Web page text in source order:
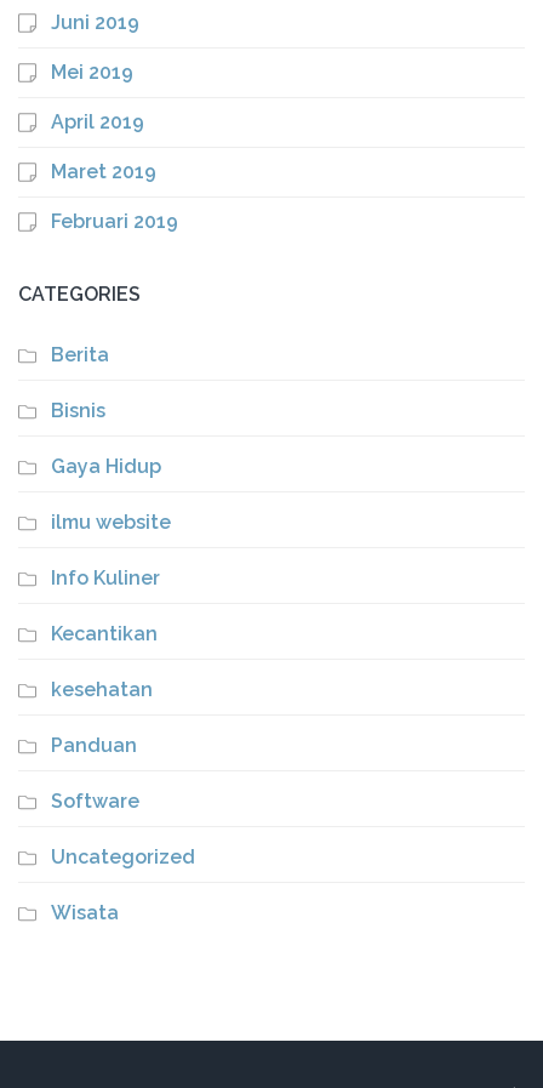
Juni 2019
Mei 2019
April 2019
Maret 2019
Februari 2019
CATEGORIES
Berita
Bisnis
Gaya Hidup
ilmu website
Info Kuliner
Kecantikan
kesehatan
Panduan
Software
Uncategorized
Wisata